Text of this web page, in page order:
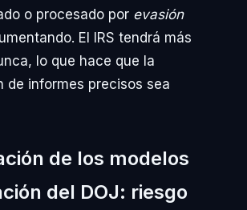
o procesado por evasión
El IRS tendrá más
lo que hace que la
de informes precisos sea
de los modelos
del DOJ: riesgo